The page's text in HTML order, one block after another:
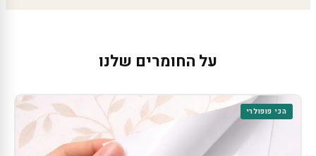
על החומרים שלנו
הכי פופולרי